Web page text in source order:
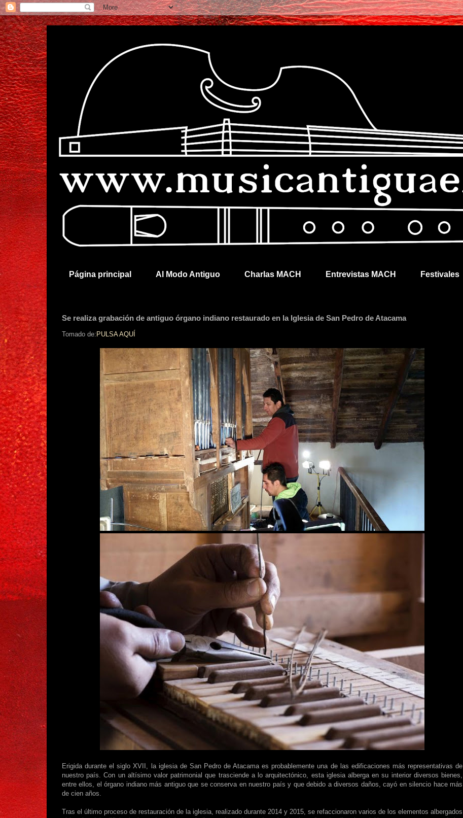
Página principal Al Modo Antiguo Charlas MACH Entrevistas MACH Festivales
Se realiza grabación de antiguo órgano indiano restaurado en la Iglesia de San Pedro de Atacama
Tomado de: PULSA AQUÍ
Erigida durante el siglo XVII, la iglesia de San Pedro de Atacama es probablemente una de las edificaciones más representativas de
nuestro país. Con un altísimo valor patrimonial que trasciende a lo arquitectónico, esta iglesia alberga en su interior diversos bienes,
entre ellos, el órgano indiano más antiguo que se conserva en nuestro país y que debido a diversos daños, cayó en silencio hace más
de cien años.
Tras el último proceso de restauración de la iglesia, realizado durante 2014 y 2015, se refaccionaron varios de los elementos albergados